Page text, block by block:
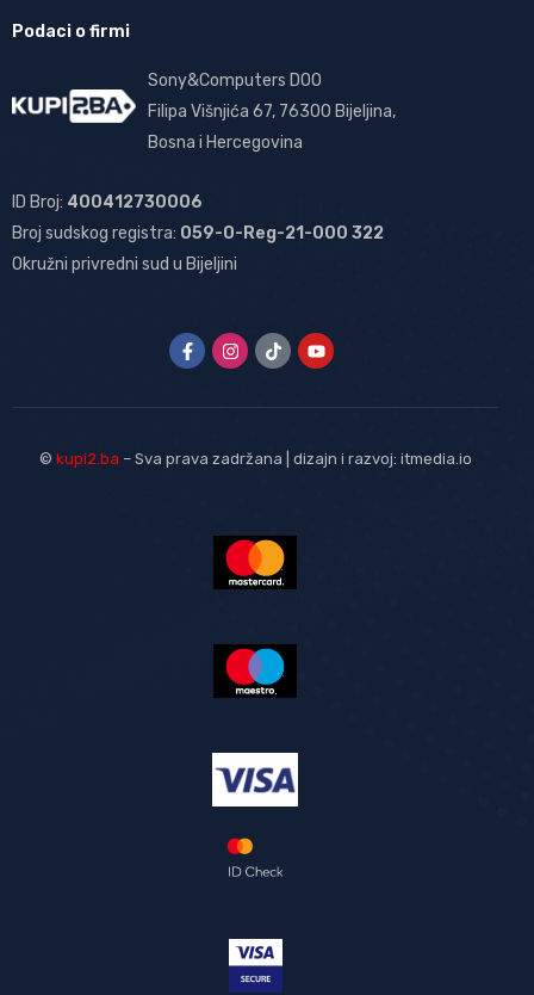
Podaci o firmi
Sony&Computers DOO
Filipa Višnjića 67, 76300 Bijeljina,
Bosna i Hercegovina
ID Broj: 400412730006
Broj sudskog registra: 059-0-Reg-21-000 322
Okružni privredni sud u Bijeljini
© kupi2.ba – Sva prava zadržana | dizajn i razvoj: itmedia.io